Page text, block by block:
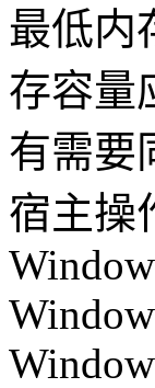
最低内
存容量
有需要
宿主操